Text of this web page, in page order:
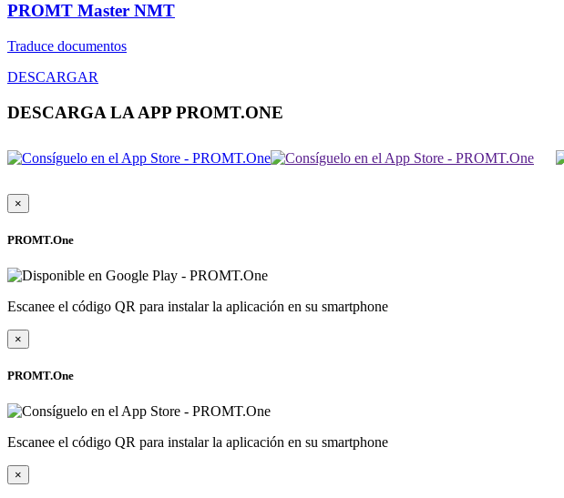
PROMT Master NMT
Traduce documentos
DESCARGAR
DESCARGA LA APP PROMT.ONE
×
PROMT.One
Escanee el código QR para instalar la aplicación en su smartphone
×
PROMT.One
Escanee el código QR para instalar la aplicación en su smartphone
×